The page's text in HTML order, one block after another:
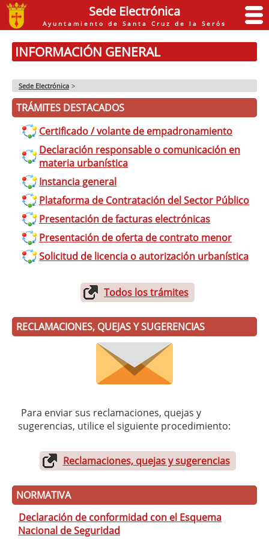
Sede Electrónica
Ayuntamiento de Santa Cruz de la Serós
INFORMACIÓN GENERAL
Sede Electrónica >
TRÁMITES DESTACADOS
Certificado / volante de empadronamiento
Declaración responsable o comunicación en
materia urbanística
Instancia general
Plataforma de Contratación del Sector Público
Presentación de facturas electrónicas
Presentación de oferta de contrato menor
Solicitud de licencia o autorización urbanística
Todos los trámites
RECLAMACIONES, QUEJAS Y SUGERENCIAS
Para enviar sus reclamaciones, quejas y
sugerencias, utilice el siguiente procedimiento:
Reclamaciones, quejas y sugerencias
NORMATIVA
Declaración de conformidad con el Esquema
Nacional de Seguridad